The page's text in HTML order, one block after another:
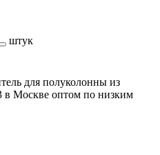
штук
для полуколонны из
в Москве оптом по низким